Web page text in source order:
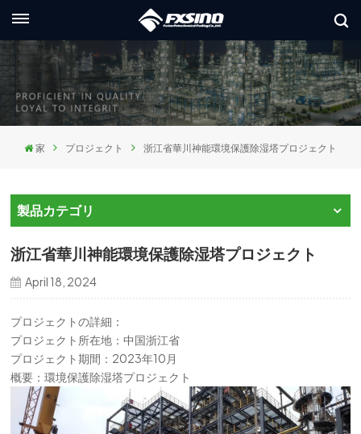
語
의
家 プロジェクト 浙江省華川神能環境保護除湿塔プロジェクト
製品カテゴリ
浙江省華川神能環境保護除湿塔プロジェクト
April 18, 2024
プロジェクトの詳細：
プロジェクト所在地：中国浙江省
プロジェクト期間：2023年10月
概要：環境保護除湿塔プロジェクト